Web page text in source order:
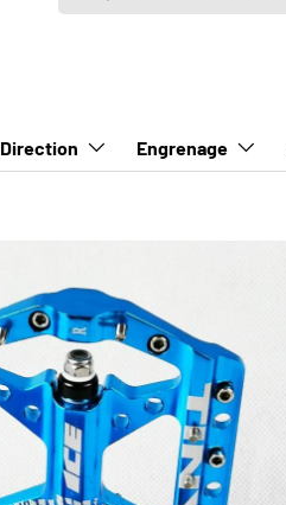
Direction Engrenage